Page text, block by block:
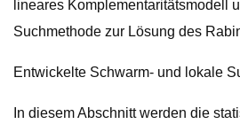
lineares Komplementaritätsmodell
Suchmethode zur Lösung des
Entwickelte Schwarm- und lokale
In diesem Abschnitt werden die